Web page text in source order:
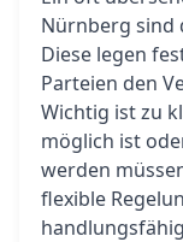
Nürnberg sind
Diese legen
Parteien den
Wichtig ist zu
möglich ist
werden
flexible